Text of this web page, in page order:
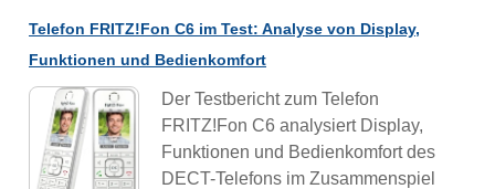
Telefon FRITZ!Fon C6 im Test: Analyse von Display,
Funktionen und Bedienkomfort
Der Testbericht zum Telefon
FRITZ!Fon C6 analysiert Display,
Funktionen und Bedienkomfort des
DECT-Telefons im Zusammenspiel